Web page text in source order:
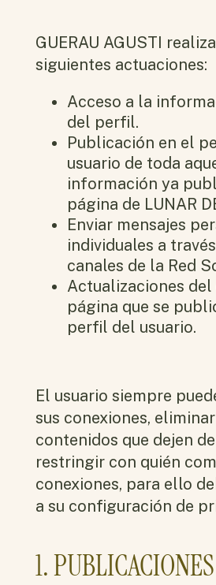
GUERAU AGUSTI
siguientes actuaciones:
Acceso a la
del perfil.
Publicación en el
usuario de toda
información ya
página de LUNAR
Enviar mensajes
individuales a
canales de la Red
Actualizaciones del
página que se
perfil del usuario.
El usuario siempre
sus conexiones,
contenidos que dejen
restringir con quién
conexiones, para ello
a su configuración de
1. PUBLICACIONES